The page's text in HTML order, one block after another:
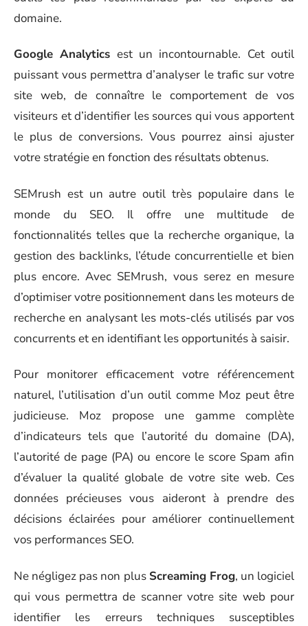
domaine.
Google Analytics est un incontournable. Cet outil
puissant vous permettra d’analyser le trafic sur votre
site web, de connaître le comportement de vos
visiteurs et d’identifier les sources qui vous apportent
le plus de conversions. Vous pourrez ainsi ajuster
votre stratégie en fonction des résultats obtenus.
SEMrush est un autre outil très populaire dans le
monde du SEO. Il offre une multitude de
fonctionnalités telles que la recherche organique, la
gestion des backlinks, l’étude concurrentielle et bien
plus encore. Avec SEMrush, vous serez en mesure
d’optimiser votre positionnement dans les moteurs de
recherche en analysant les mots-clés utilisés par vos
concurrents et en identifiant les opportunités à saisir.
Pour monitorer efficacement votre référencement
naturel, l’utilisation d’un outil comme Moz peut être
judicieuse. Moz propose une gamme complète
d’indicateurs tels que l’autorité du domaine (DA),
l’autorité de page (PA) ou encore le score Spam afin
d’évaluer la qualité globale de votre site web. Ces
données précieuses vous aideront à prendre des
décisions éclairées pour améliorer continuellement
vos performances SEO.
Ne négligez pas non plus Screaming Frog, un logiciel
qui vous permettra de scanner votre site web pour
identifier les erreurs techniques susceptibles